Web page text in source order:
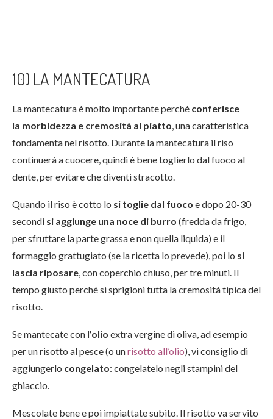
10) LA MANTECATURA
La mantecatura è molto importante perché conferisce
la morbidezza e cremosità al piatto , una caratteristica
fondamenta nel risotto. Durante la mantecatura il riso
continuerà a cuocere, quindi è bene toglierlo dal fuoco al
dente, per evitare che diventi stracotto.
Quando il riso è cotto lo si toglie dal fuoco e dopo 20-30
secondi si aggiunge una noce di burro (fredda da frigo,
per sfruttare la parte grassa e non quella liquida) e il
formaggio grattugiato (se la ricetta lo prevede), poi lo si
lascia riposare , con coperchio chiuso, per tre minuti. Il
tempo giusto perché si sprigioni tutta la cremosità tipica del
risotto.
Se mantecate con l’olio extra vergine di oliva, ad esempio
per un risotto al pesce (o unrisotto all’olio), vi consiglio di
aggiungerlo congelato: congelatelo negli stampini del
ghiaccio.
Mescolate bene e poi impiattate subito. Il risotto va servito